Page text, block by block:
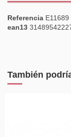
Referencia E11689
ean13
También